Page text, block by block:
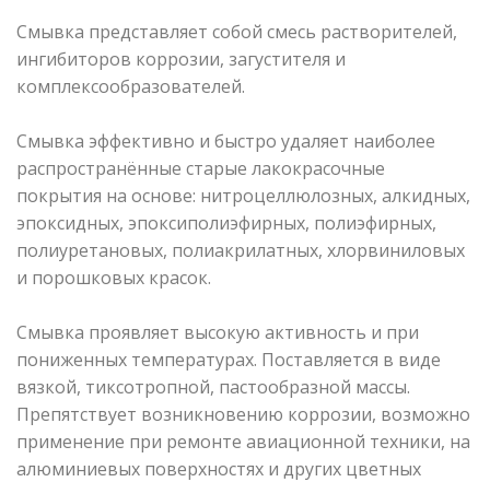
Смывка представляет собой смесь растворителей,
ингибиторов коррозии, загустителя и
комплексообразователей.
Смывка эффективно и быстро удаляет наиболее
распространённые старые лакокрасочные
покрытия на основе: нитроцеллюлозных, алкидных,
эпоксидных, эпоксиполиэфирных, полиэфирных,
полиуретановых, полиакрилатных, хлорвиниловых
и порошковых красок.
Смывка проявляет высокую активность и при
пониженных температурах. Поставляется в виде
вязкой, тиксотропной, пастообразной массы.
Препятствует возникновению коррозии, возможно
применение при ремонте авиационной техники, на
алюминиевых поверхностях и других цветных